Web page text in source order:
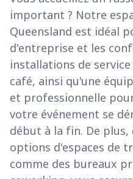
important ? Notre
Queensland est idéal
d'entreprise et les
installations de
café, ainsi qu'une
et professionnelle
votre événement se
début à la fin. De
options d'espaces de
comme des bureaux